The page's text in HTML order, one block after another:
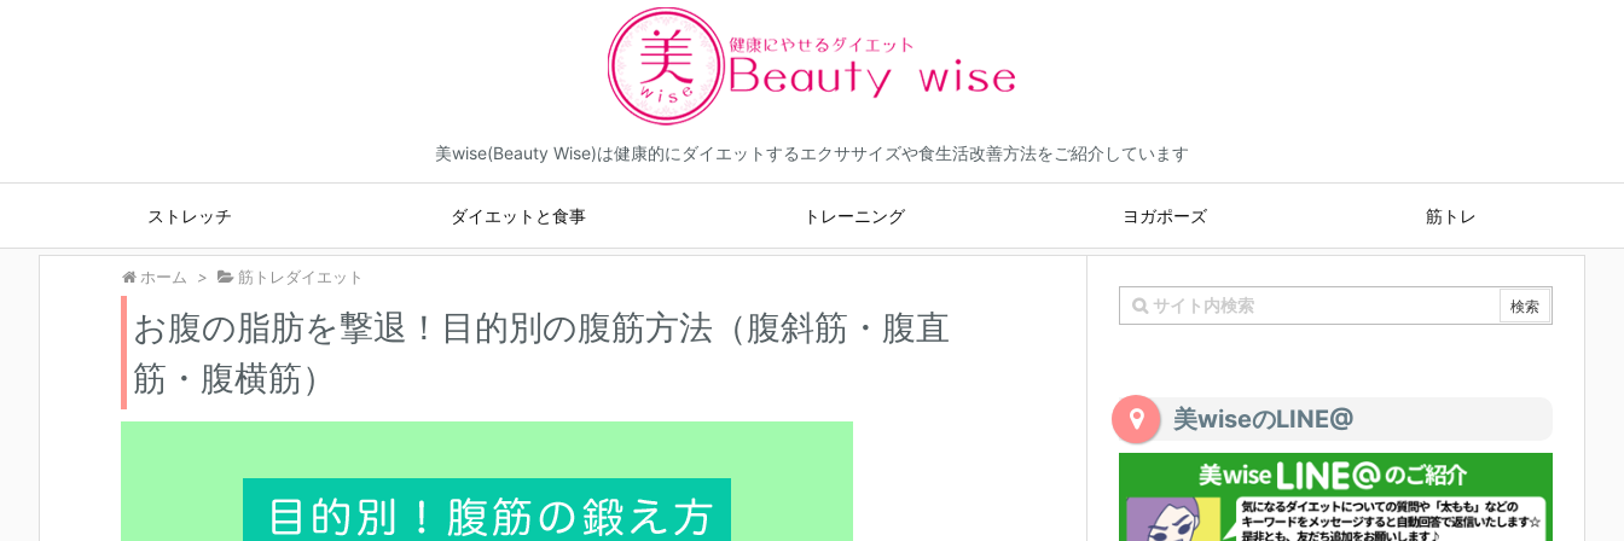
美wise(Beauty Wise)は健康的にダイエットするエクササイズや食生活改善方法をご紹介しています
ストレッチ ダイエットと食事 トレーニング ヨガポーズ 筋トレ
ホーム > 筋トレダイエット
お腹の脂肪を撃退！目的別の腹筋方法（腹斜筋・腹直
筋・腹横筋）
美wiseのLINE@